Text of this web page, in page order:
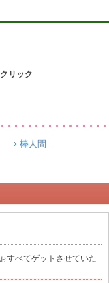
リック
棒人間
べてゲットさせていた